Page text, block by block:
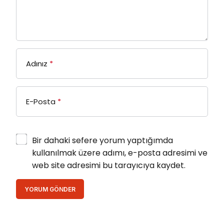
Adınız *
E-Posta *
Bir dahaki sefere yorum yaptığımda
kullanılmak üzere adımı, e-posta adresimi ve
web site adresimi bu tarayıcıya kaydet.
YORUM GÖNDER